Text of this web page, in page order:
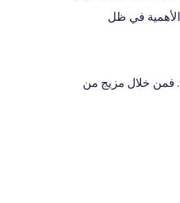
الأهمية في ظل
فمن خلال مزيج من